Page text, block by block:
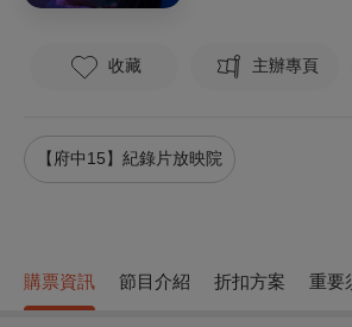
收藏 主辦專頁
【府中15】紀錄片放映院
購票資訊 節目介紹 折扣方案 重要